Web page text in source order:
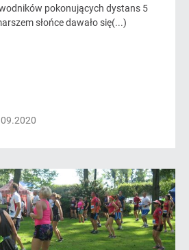
pokonujących dystans 5
słońce dawało się(...)